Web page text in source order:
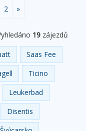
2 »
19 zájezdů
Saas Fee
Ticino
Leukerbad
Disentis